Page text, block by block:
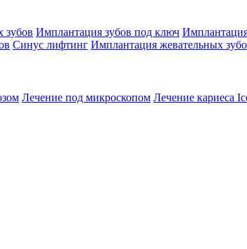
зубов Имплантация зубов под ключ
Синус лифтинг Имплантация жевательных
Лечение под микроскопом Лечение кариеса